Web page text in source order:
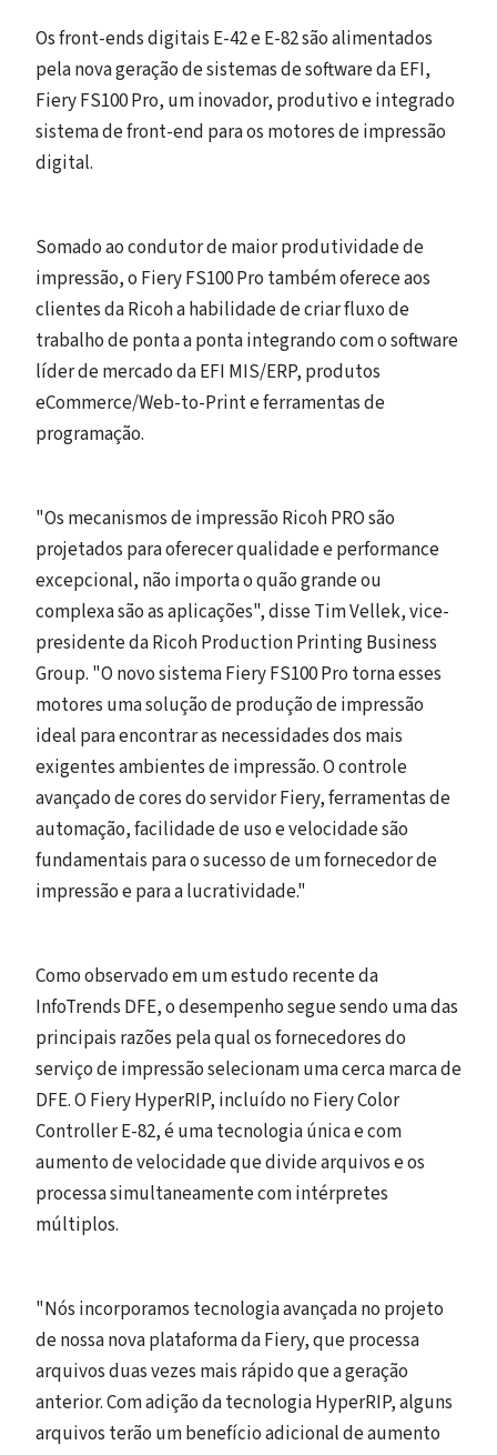
Os front-ends digitais E-42 e E-82 são alimentados
pela nova geração de sistemas de software da EFI,
Fiery FS100 Pro, um inovador, produtivo e integrado
sistema de front-end para os motores de impressão
digital.
Somado ao condutor de maior produtividade de
impressão, o Fiery FS100 Pro também oferece aos
clientes da Ricoh a habilidade de criar fluxo de
trabalho de ponta a ponta integrando com o software
líder de mercado da EFI MIS/ERP, produtos
eCommerce/Web-to-Print e ferramentas de
programação.
"Os mecanismos de impressão Ricoh PRO são
projetados para oferecer qualidade e performance
excepcional, não importa o quão grande ou
complexa são as aplicações", disse Tim Vellek, vice-
presidente da Ricoh Production Printing Business
Group. "O novo sistema Fiery FS100 Pro torna esses
motores uma solução de produção de impressão
ideal para encontrar as necessidades dos mais
exigentes ambientes de impressão. O controle
avançado de cores do servidor Fiery, ferramentas de
automação, facilidade de uso e velocidade são
fundamentais para o sucesso de um fornecedor de
impressão e para a lucratividade."
Como observado em um estudo recente da
InfoTrends DFE, o desempenho segue sendo uma das
principais razões pela qual os fornecedores do
serviço de impressão selecionam uma cerca marca de
DFE. O Fiery HyperRIP, incluído no Fiery Color
Controller E-82, é uma tecnologia única e com
aumento de velocidade que divide arquivos e os
processa simultaneamente com intérpretes
múltiplos.
"Nós incorporamos tecnologia avançada no projeto
de nossa nova plataforma da Fiery, que processa
arquivos duas vezes mais rápido que a geração
anterior. Com adição da tecnologia HyperRIP, alguns
arquivos terão um benefício adicional de aumento